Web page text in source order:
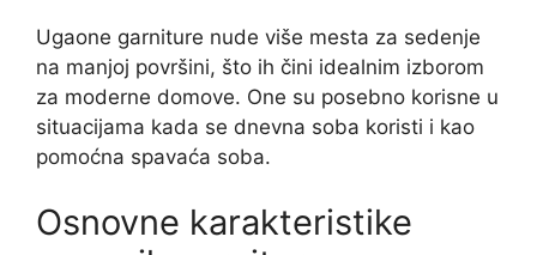
Ugaone garniture nude više mesta za sedenje
na manjoj površini, što ih čini idealnim izborom
za moderne domove. One su posebno korisne u
situacijama kada se dnevna soba koristi i kao
pomoćna spavaća soba.
Osnovne karakteristike